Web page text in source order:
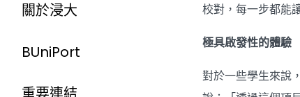
關於浸大
BUniPort
校對，每一步都能
極具啟發性的體驗
對於一些學生來說